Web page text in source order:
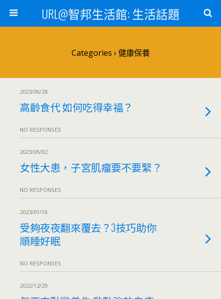
URL@智邦生活館: 生活話題
Categories › 健康保養
2023/06/28
高齡食代 如何吃得幸福？
NO RESPONSES
2023/05/02
女性大患，子宮肌瘤要不要緊？
NO RESPONSES
2023/01/16
受夠夜夜翻來覆去？3技巧助你
順睡好眠
NO RESPONSES
2022/12/20